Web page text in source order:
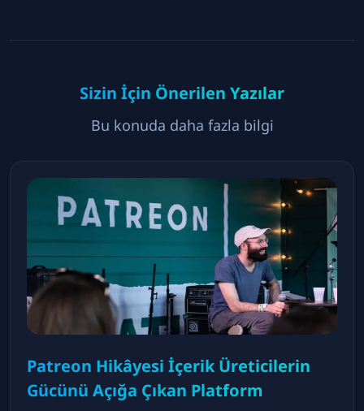
Sizin İçin Önerilen Yazılar
Bu konuda daha fazla bilgi
Patreon Hikâyesi İçerik Üreticilerin
Gücünü Açığa Çıkan Platform